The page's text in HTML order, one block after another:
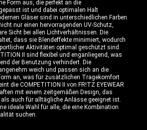
Form aus, die perfekt an die
ist und dabei optimalen Halt
Gläser sind in unterschiedlichen Farben
nur einen hervorragenden UV-Schutz,
Sicht bei allen Lichtverhältnissen. Die
dass sie Blendeffekte minimiert, wodurch
Aktivitäten optimal geschützt sind.
II sind flexibel und enganliegend, was
der Benutzung verhindert. Die
weich und passen sich an die
an, was für zusätzlichen Tragekomfort
die COMPETITION II von FR!TZ EYEWEAR
mit einem zeitgemäßen Design, das
auch für alltägliche Anlässe geeignet ist.
ideale Wahl für alle, die eine Kombination
suchen.